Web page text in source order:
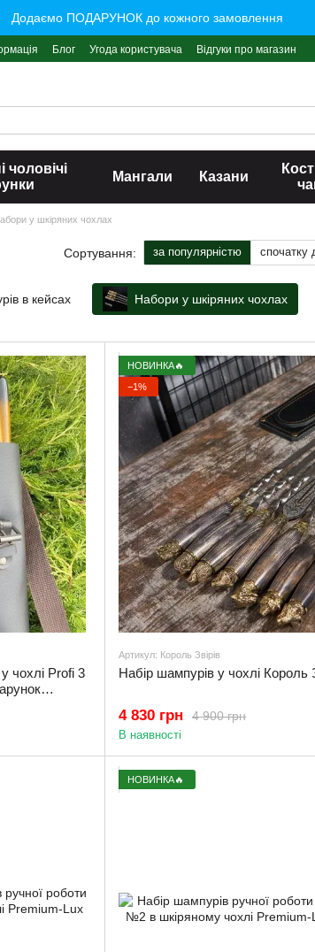
Додаємо ПОДАРУНОК до кожного замовлення
Блог Угода користувача Відгуки про магазин
чоловічі
Мангали Казани
у шкіряних чохлах
Сортування: за популярністю
в кейсах Набори у шкіряних чохлах
чохлі Profi 3
НОВИНКА🔥
−1%
Артикул: Король Звірів
Набір шампурів у чохлі Король
4 900 грн
4 830 грн
В наявності
НОВИНКА🔥